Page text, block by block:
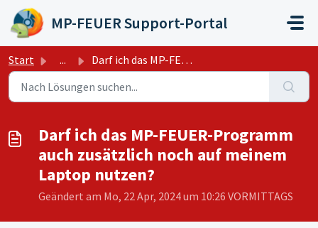
Zum hauptsächlichen Inhalt gehen
MP-FEUER Support-Portal
Start ... Darf ich das MP-FEUER-Programm auch zusätzlich noch auf m...
Darf ich das MP-FEUER-Programm
auch zusätzlich noch auf meinem
Laptop nutzen?
Geändert am Mo, 22 Apr, 2024 um 10:26 VORMITTAGS